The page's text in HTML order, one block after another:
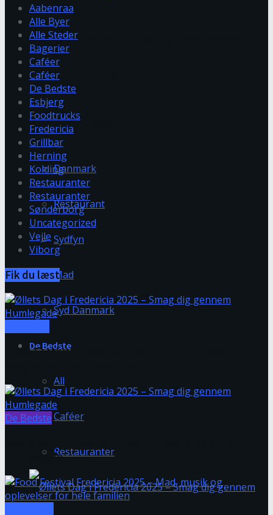
Restaurant Valdemar – ærlig madoplevelse i
hjertet af Kolding
Trending Tags
Danmark
Restaurant
Sydfyn
Mad
Syd Danmark
De Bedste
All
Caféer
Restauranter
Aabenraa
Alle Byer
Alle Steder
Bagerier
Caféer
Caféer
De Bedste
Esbjerg
Foodtrucks
Fredericia
Grillbar
Herning
Kolding
Restauranter
Restauranter
Sønderborg
Uncategorized
Vejle
Viborg
Fik du læst
Food Festival Fredericia 2025 slutter af med
De Bedste
Humlegade